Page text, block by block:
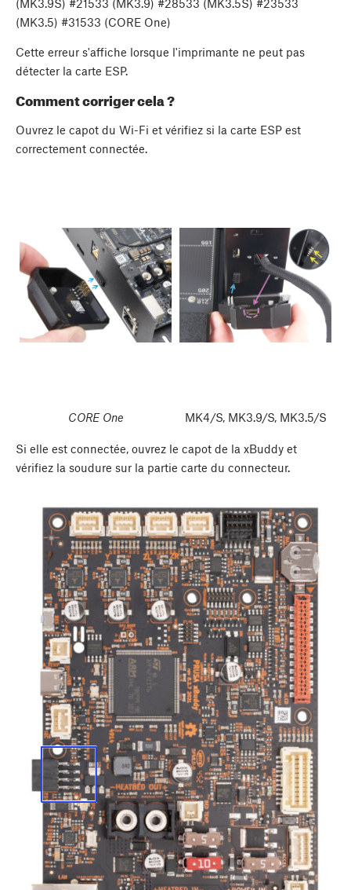
(MK3.9S) #21533 (MK3.9) #28533 (MK3.5S) #23533
(MK3.5) #31533 (CORE One)
Cette erreur s'affiche lorsque l'imprimante ne peut pas
détecter la carte ESP.
Comment corriger cela ?
Ouvrez le capot du Wi-Fi et vérifiez si la carte ESP est
correctement connectée.
CORE One MK4/S, MK3.9/S, MK3.5/S
Si elle est connectée, ouvrez le capot de la xBuddy et
vérifiez la soudure sur la partie carte du connecteur.